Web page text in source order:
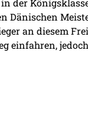
Dänischen
an diesem
einfahren,